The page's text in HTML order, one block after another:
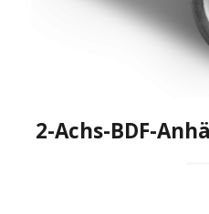
2-Achs-BDF-